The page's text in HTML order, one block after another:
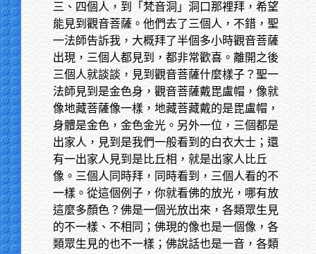
三、四個人，到「梵音洞」洞口那裡拜，希望
能見到觀音菩薩。他們去了三個人，不錯，聖
一法師告訴我，大概拜了半個多小時觀音菩薩
出現，三個人都見到，都非常歡喜。離開之後
三個人就談談，見到觀音菩薩什麼樣子？聖一
法師見到是金色身，觀音菩薩戴毘盧帽，像就
像地藏菩薩像一樣，地藏菩藏戴的是毘盧帽，
身體是金色，金色金光。另外一位，三個都是
出家人，見到是我們一般看到的白衣大士；還
有一出家人見到是比丘相，就是出家人比丘
像。三個人同時拜，同時看到，三個人看的不
一樣。從這個例子，你就看佛的放光，哪有放
這麼多顏色？佛是一個光放出來，各類眾生見
的不一樣、不相同；佛現的像也是一個像，各
類眾生見的也不一樣；佛說話也是一音，各類